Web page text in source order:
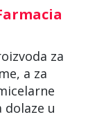
za
a za
dolaze u